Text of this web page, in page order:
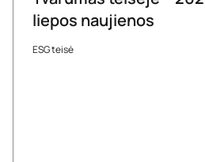
liepos naujienos
ESG teisė